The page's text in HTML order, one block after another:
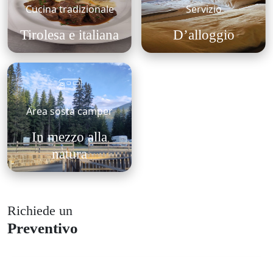
Cucina tradizionale
Tirolesa e italiana
Servizio
D’alloggio
Area sosta camper
In mezzo alla
natura
Richiede un
Preventivo